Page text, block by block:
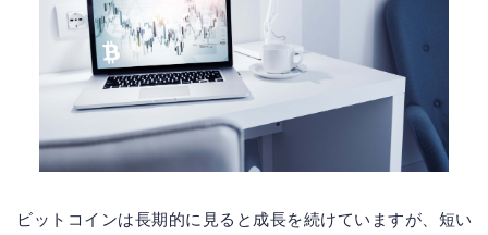
ビットコインは長期的に見ると成長を続けていますが、短い